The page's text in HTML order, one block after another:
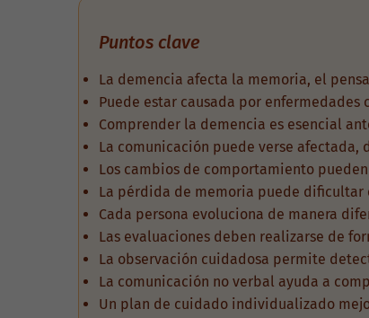
Puntos clave
La demencia afecta la memoria, el
Puede estar causada por enfermedades
Comprender la demencia es esencial
La comunicación puede verse
Los cambios de comportamiento
La pérdida de memoria puede dificultar
Cada persona evoluciona de manera
Las evaluaciones deben realizarse de
La observación cuidadosa permite
La comunicación no verbal ayuda a
Un plan de cuidado individualizado